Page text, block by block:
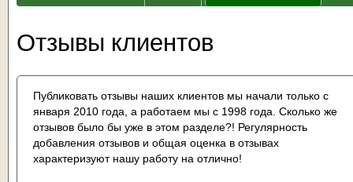
Отзывы клиентов
Публиковать отзывы наших клиентов мы начали только с
января 2010 года, а работаем мы с 1998 года. Сколько же
отзывов было бы уже в этом разделе?! Регулярность
добавления отзывов и общая оценка в отзывах
характеризуют нашу работу на отлично!